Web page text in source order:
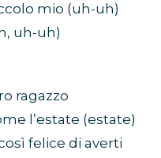
mio (uh-uh)
uh-uh)
ragazzo
l’estate (estate)
felice di averti